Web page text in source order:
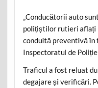
„Conducătorii auto
polițiștilor rutieri aflați
conduită preventivă în
Inspectoratul de
Traficul a fost reluat
degajare și verificări.